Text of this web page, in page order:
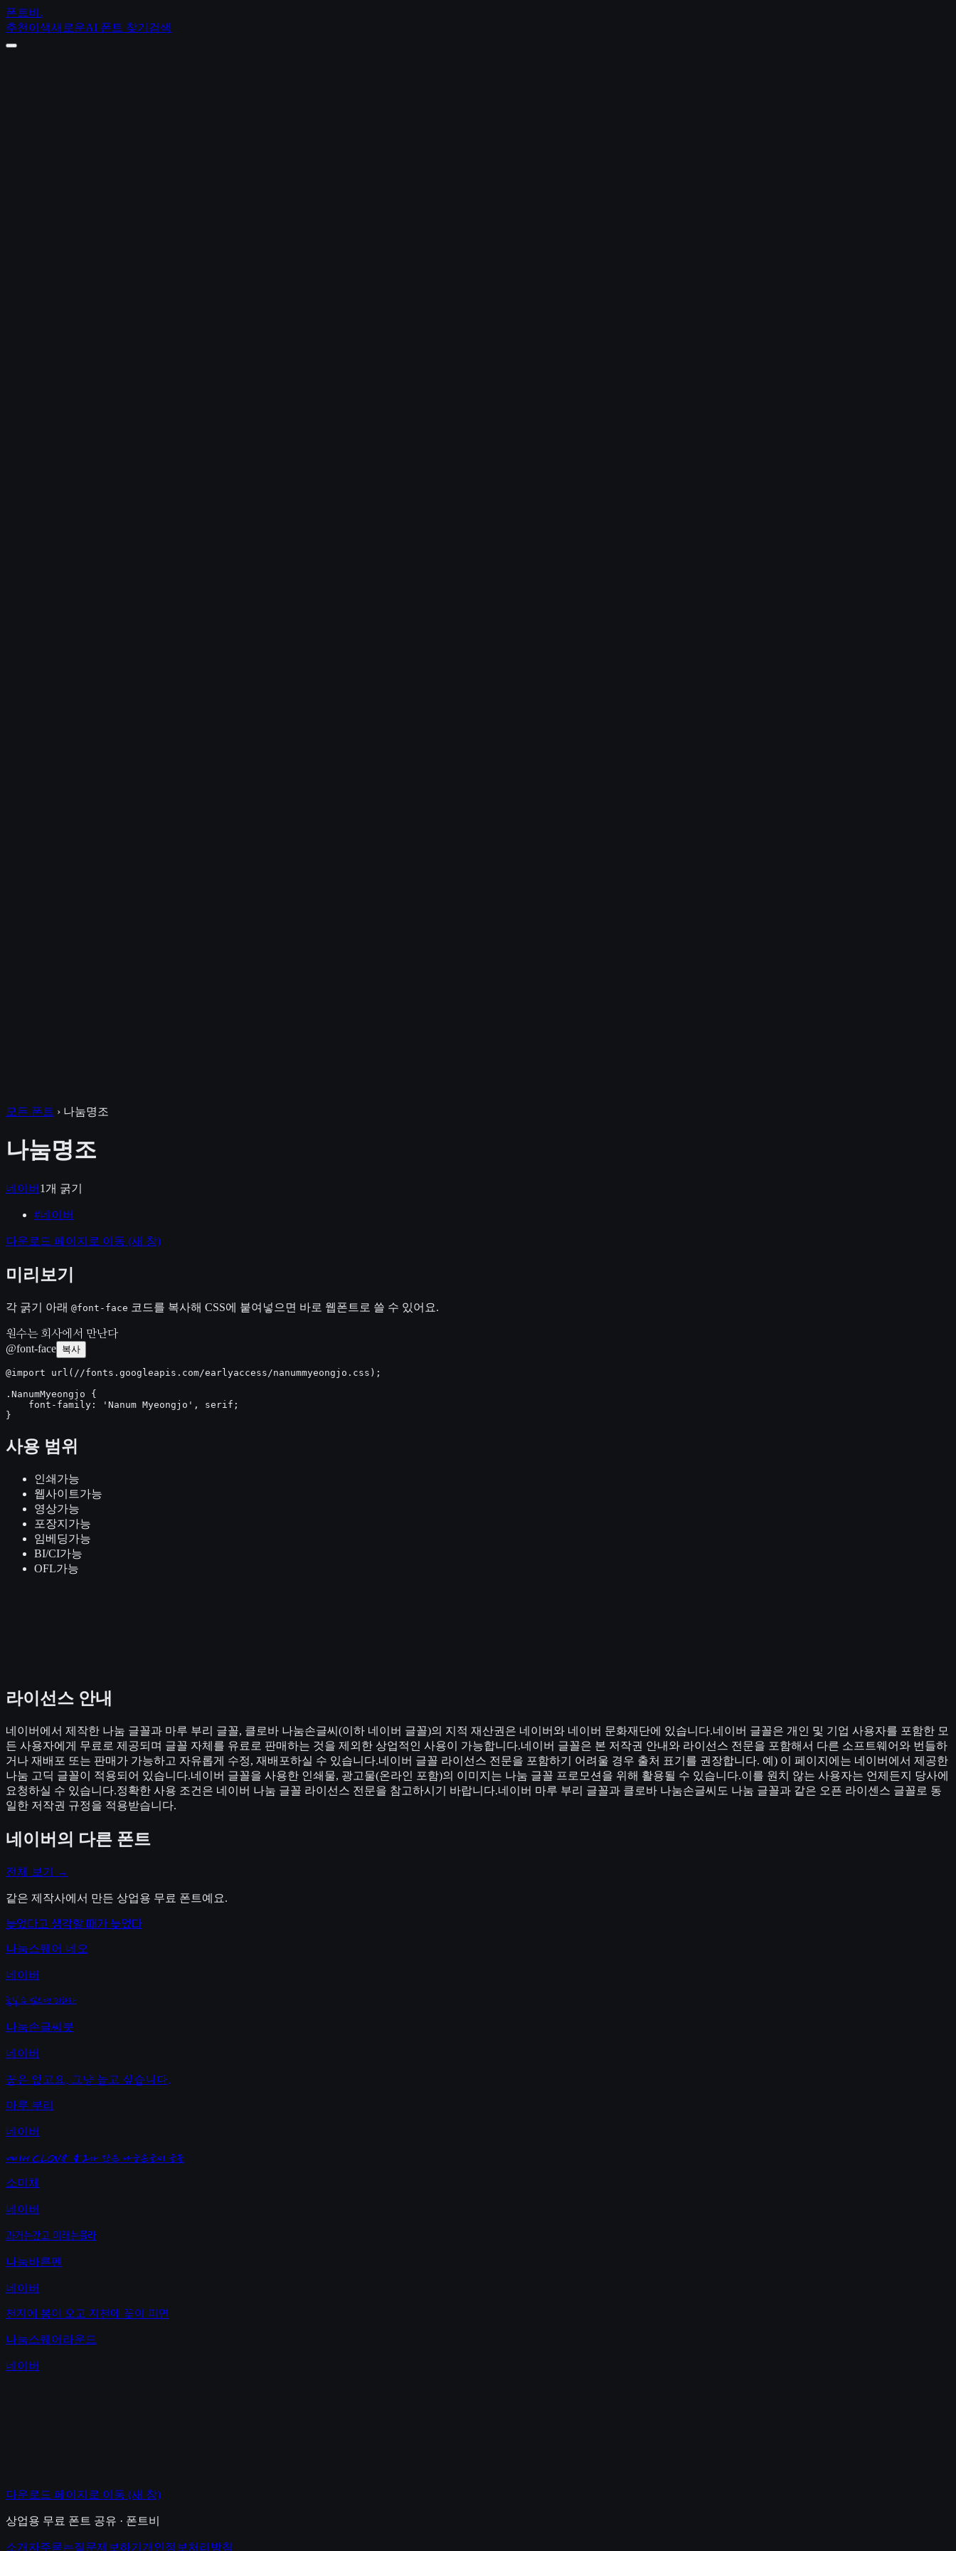
폰트비 .
추천 이색새로운AI 폰트 찾기 검색
모든 폰트 › 나눔명조
나눔명조
네이버 1 개 굵기
#네이버
다운로드 페이지로 이동 (새 창)
미리보기
각 굵기 아래 @font-face 코드를 복사해 CSS에 붙여넣으면 바로 웹폰트로 쓸 수 있어요.
원수는 회사에서 만난다
@font-face 복사
@import url(//fonts.googleapis.com/earlyaccess/nanummyeongjo.css);
.NanumMyeongjo {
    font-family: 'Nanum Myeongjo', serif;
}
사용 범위
인쇄 가능
웹사이트가능
영상가능
포장지 가능
임베딩가능
BI/CI가능
OFL가능
라이선스 안내
네이버에서 제작한 나눔 글꼴과 마루 부리 글꼴, 클로바 나눔손글씨(이하 네이버 글꼴)의 지적 재산권은 네이버와 네이버 문화재단에 있습니다.네이버 글꼴은 개인 및 기업 사용자를 포함한 모
든 사용자에게 무료로 제공되며 글꼴 자체를 유료로 판매하는 것을 제외한 상업적인 사용이 가능합니다.네이버 글꼴은 본 저작권 안내와 라이선스 전문을 포함해서 다른 소프트웨어와 번들하
거나 재배포 또는 판매가 가능하고 자유롭게 수정, 재배포하실 수 있습니다.네이버 글꼴 라이선스 전문을 포함하기 어려울 경우 출처 표기를 권장합니다. 예) 이 페이지에는 네이버에서 제공한
나눔 고딕 글꼴이 적용되어 있습니다.네이버 글꼴을 사용한 인쇄물, 광고물(온라인 포함)의 이미지는 나눔 글꼴 프로모션을 위해 활용될 수 있습니다.이를 원치 않는 사용자는 언제든지 당사에
요청하실 수 있습니다.정확한 사용 조건은 네이버 나눔 글꼴 라이선스 전문을 참고하시기 바랍니다.네이버 마루 부리 글꼴과 클로바 나눔손글씨도 나눔 글꼴과 같은 오픈 라이센스 글꼴로 동
일한 저작권 규정을 적용받습니다.
네이버 의 다른 폰트
전체 보기 →
같은 제작사에서 만든 상업용 무료 폰트예요.
늦었다고 생각할 때가 늦었다
나눔스퀘어 네오
네이버
즐길 수 없으면 피하라
나눔손글씨붓
네이버
꿈은 없고요. 그냥 놀고 싶습니다.
마루 부리
네이버
네이버 CLOVA AI가 만든 나눔손글씨 글꼴
소미체
네이버
과거는갔고 미래는몰라
나눔바른펜
네이버
천지에 봄이 오고 지천에 꽃이 피면
나눔스퀘어라운드
네이버
다운로드 페이지로 이동 (새 창)
상업용 무료 폰트 공유 · 폰트비
소개 자주묻는질문제보하기 개인정보처리방침